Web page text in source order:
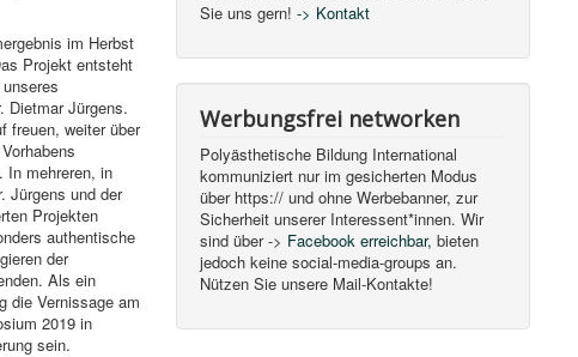
im Herbst
Projekt entsteht
Dietmar Jürgens.
freuen, weiter über
In mehreren, in
Jürgens und der
Projekten
authentische
der
Als ein
die Vernissage am
2019 in
sein.
Sie uns gern!-> Kontakt
Werbungsfrei networken
Polyästhetische Bildung International
kommuniziert nur im gesicherten Modus
über https:// und ohne Werbebanner, zur
Sicherheit unserer Interessent*innen. Wir
sind über -> Facebook erreichbar,bieten
jedoch keine social-media-groups an.
Nützen Sie unsere Mail-Kontakte!